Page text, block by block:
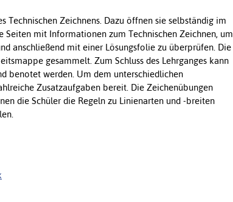
Technischen Zeichnens. Dazu öffnen sie selbständig im
Seiten mit Informationen zum Technischen Zeichnen, um
anschließend mit einer Lösungsfolie zu überprüfen. Die
gesammelt. Zum Schluss des Lehrganges kann
benotet werden. Um dem unterschiedlichen
Zusatzaufgaben bereit. Die Zeichenübungen
die Schüler die Regeln zu Linienarten und -breiten